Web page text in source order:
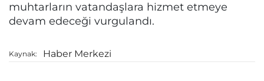
muhtarların vatandaşlara hizmet etmeye
devam edeceği vurgulandı.
Kaynak: Haber Merkezi